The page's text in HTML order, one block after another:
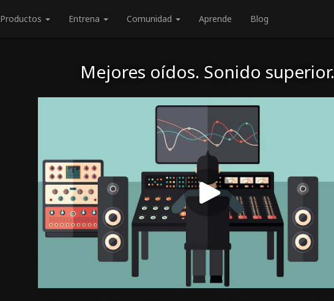
Productos Entrena Comunidad Aprende Blog
Mejores oídos. Sonido superior.